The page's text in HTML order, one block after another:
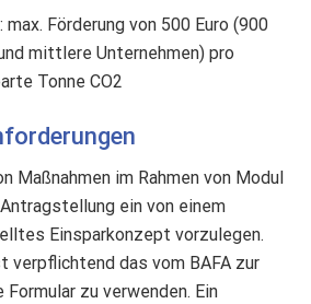
Förderung von 500 Euro (900
mittlere Unternehmen) pro
Tonne CO2
Maßnahmen im Rahmen von Modul
ein von einem
Einsparkonzept vorzulegen.
verpflichtend das vom BAFA zur
zu verwenden. Ein